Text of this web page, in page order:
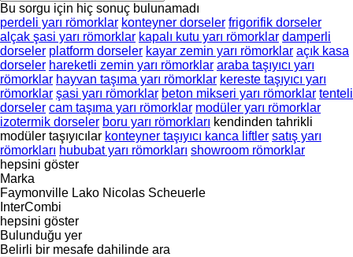
Bu sorgu için hiç sonuç bulunamadı
perdeli yarı römorklar konteyner dorseler frigorifik dorseler
alçak şasi yarı römorklar kapalı kutu yarı römorklar damperli
dorseler platform dorseler kayar zemin yarı römorklar açık kasa
dorseler hareketli zemin yarı römorklar araba taşıyıcı yarı
römorklar hayvan taşıma yarı römorklar kereste taşıyıcı yarı
römorklar şasi yarı römorklar beton mikseri yarı römorklar tenteli
dorseler cam taşıma yarı römorklar modüler yarı römorklar
izotermik dorseler boru yarı römorkları kendinden tahrikli
modüler taşıyıcılar konteyner taşıyıcı kanca liftler satış yarı
römorkları hububat yarı römorkları showroom römorklar
hepsini göster
Marka
Faymonville Lako Nicolas Scheuerle
InterCombi
hepsini göster
Bulunduğu yer
Belirli bir mesafe dahilinde ara